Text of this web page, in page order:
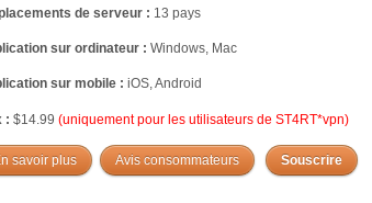
de serveur : 13 pays
sur ordinateur : Windows, Mac
sur mobile : iOS, Android
: $14.99 (uniquement pour les utilisateurs de ST4RT*vpn)
savoir plus Avis consommateurs Souscrire